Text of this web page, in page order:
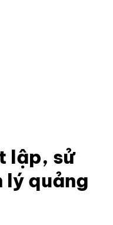
lập, sử
lý quảng